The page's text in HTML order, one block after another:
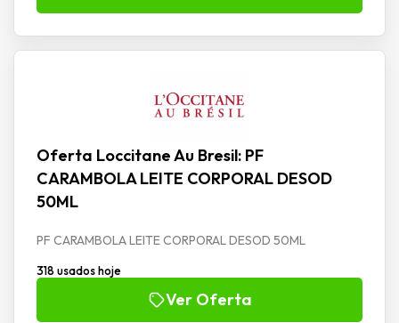
Oferta Loccitane Au Bresil: PF
CARAMBOLA LEITE CORPORAL DESOD
50ML
PF CARAMBOLA LEITE CORPORAL DESOD 50ML
318 usados hoje
Ver Oferta